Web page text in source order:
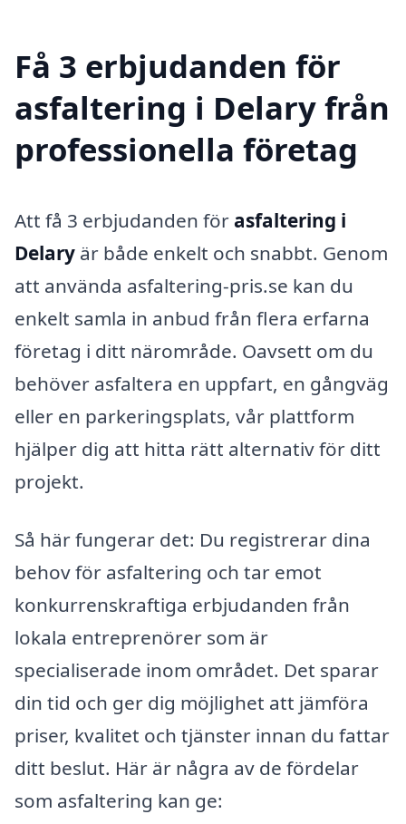
Få 3 erbjudanden för
asfaltering i Delary från
professionella företag
Att få 3 erbjudanden för asfaltering i
Delary är både enkelt och snabbt. Genom
att använda asfaltering-pris.se kan du
enkelt samla in anbud från flera erfarna
företag i ditt närområde. Oavsett om du
behöver asfaltera en uppfart, en gångväg
eller en parkeringsplats, vår plattform
hjälper dig att hitta rätt alternativ för ditt
projekt.
Så här fungerar det: Du registrerar dina
behov för asfaltering och tar emot
konkurrenskraftiga erbjudanden från
lokala entreprenörer som är
specialiserade inom området. Det sparar
din tid och ger dig möjlighet att jämföra
priser, kvalitet och tjänster innan du fattar
ditt beslut. Här är några av de fördelar
som asfaltering kan ge: